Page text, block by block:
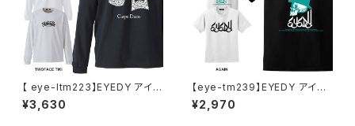
【 eye-ltm223】EYEDY アイデ
ィー 大きいサイズ メンズ ロング
Tシャツ TWOFACE TIKI ロン
¥3,630
【eye-tm239】EYEDY アイデ
ィー AGAIN ショートスリーブT
シャツ 大きいサイズ WHTIE BL
¥2,970